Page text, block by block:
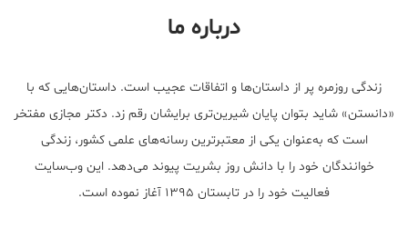
درباره ما
زندگی روزمره پر از داستان‌ها و اتفاقات عجیب است. داستان‌هایی که با
«دانستن» شاید بتوان پایان شیرین‌تری برایشان رقم زد. دکتر مجازی مفتخر
است که به‌عنوان یکی از معتبر‌ترین رسانه‌های علمی کشور، زندگی
خوانندگان خود را با دانش روز بشریت پیوند می‌دهد. این وب‌سایت
فعالیت خود را در تابستان ۱۳۹۵ آغاز نموده است.